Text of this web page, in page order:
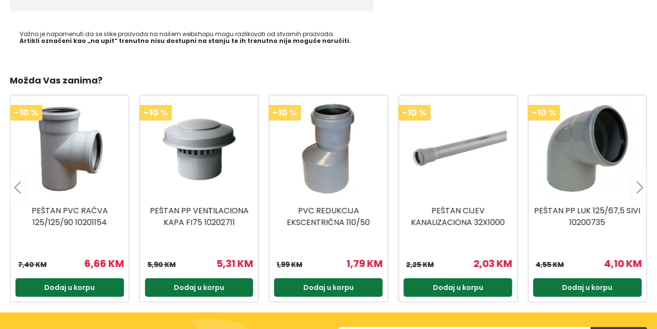
Važno je napomenuti da se slike proizvoda na našem webshopu mogu razlikovati od stvarnih proizvoda.
Artikli označeni kao „na upit“ trenutno nisu dostupni na stanju te ih trenutno nije moguće naručiti.
Možda Vas zanima?
-10 %
PEŠTAN PP VENTILACIONA
KAPA FI75 10202711
5,31 KM
5,90 KM
Dodaj u korpu
-10 %
PVC REDUKCIJA
EKSCENTRIČNA 110/50
1,79 KM
1,99 KM
Dodaj u korpu
-10 %
PEŠTAN CIJEV
KANALIZACIONA 32X1000
2,03 KM
2,25 KM
Dodaj u korpu
-10 %
PEŠTAN PP LUK 125/67,5 SIVI
10200735
4,10 KM
4,55 KM
Dodaj u korpu
-9%
PEŠTAN PP LUK 50/30 SIVI
10200532, 10200502
0,86 KM
0,95 KM
Dodaj u korpu